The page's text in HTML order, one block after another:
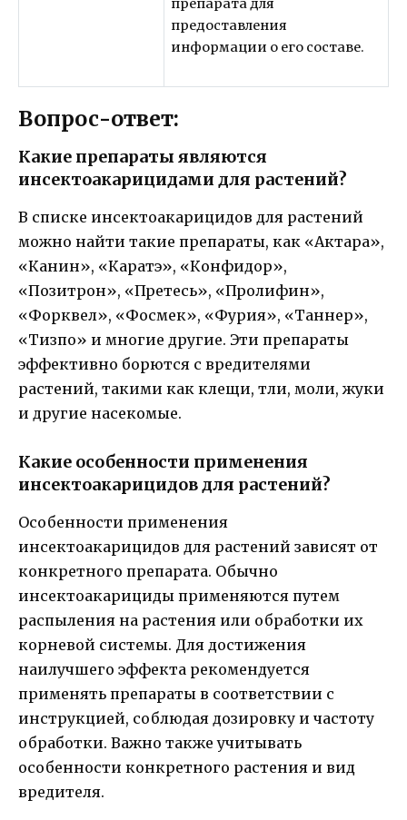
предоставления
информации о его составе.
Вопрос-ответ:
Какие препараты являются
инсектоакарицидами для растений?
В списке инсектоакарицидов для растений
можно найти такие препараты, как «Актара»,
«Канин», «Каратэ», «Конфидор»,
«Позитрон», «Претесь», «Пролифин»,
«Форквел», «Фосмек», «Фурия», «Таннер»,
«Тизпо» и многие другие. Эти препараты
эффективно борются с вредителями
растений, такими как клещи, тли, моли, жуки
и другие насекомые.
Какие особенности применения
инсектоакарицидов для растений?
Особенности применения
инсектоакарицидов для растений зависят от
конкретного препарата. Обычно
инсектоакарициды применяются путем
распыления на растения или обработки их
корневой системы. Для достижения
наилучшего эффекта рекомендуется
применять препараты в соответствии с
инструкцией, соблюдая дозировку и частоту
обработки. Важно также учитывать
особенности конкретного растения и вид
вредителя.